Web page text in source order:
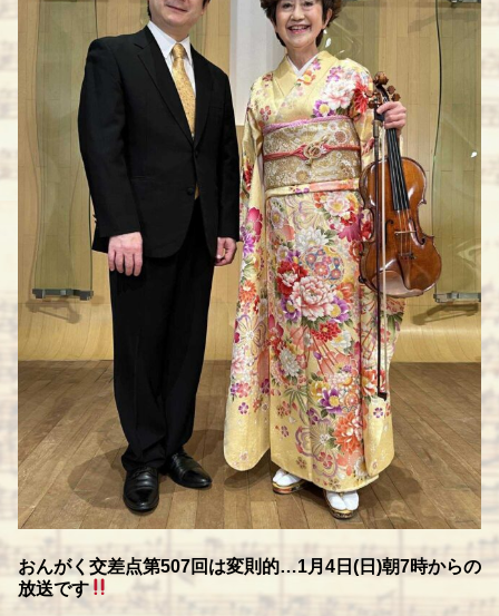
おんがく交差点第507回は変則的…1月4日(日)朝7時からの
放送です